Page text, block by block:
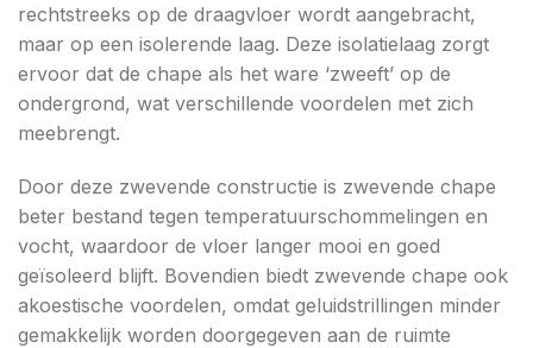
rechtstreeks op de draagvloer wordt aangebracht,
maar op een isolerende laag. Deze isolatielaag zorgt
ervoor dat de chape als het ware ‘zweeft’ op de
ondergrond, wat verschillende voordelen met zich
meebrengt.
Door deze zwevende constructie is zwevende chape
beter bestand tegen temperatuurschommelingen en
vocht, waardoor de vloer langer mooi en goed
geïsoleerd blijft. Bovendien biedt zwevende chape ook
akoestische voordelen, omdat geluidstrillingen minder
gemakkelijk worden doorgegeven aan de ruimte